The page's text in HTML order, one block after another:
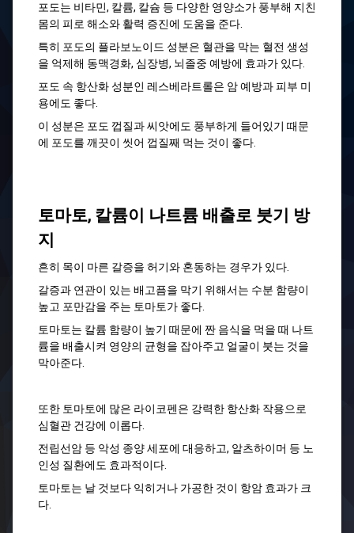
포도는 비타민, 칼륨, 칼슘 등 다양한 영양소가 풍부해 지친
몸의 피로 해소와 활력 증진에 도움을 준다.
특히 포도의 플라보노이드 성분은 혈관을 막는 혈전 생성
을 억제해 동맥경화, 심장병, 뇌졸중 예방에 효과가 있다.
포도 속 항산화 성분인 레스베라트롤은 암 예방과 피부 미
용에도 좋다.
이 성분은 포도 껍질과 씨앗에도 풍부하게 들어있기 때문
에 포도를 깨끗이 씻어 껍질째 먹는 것이 좋다.
토마토, 칼륨이 나트륨 배출로 붓기 방
지
흔히 목이 마른 갈증을 허기와 혼동하는 경우가 있다.
갈증과 연관이 있는 배고픔을 막기 위해서는 수분 함량이
높고 포만감을 주는 토마토가 좋다.
토마토는 칼륨 함량이 높기 때문에 짠 음식을 먹을 때 나트
륨을 배출시켜 영양의 균형을 잡아주고 얼굴이 붓는 것을
막아준다.
또한 토마토에 많은 라이코펜은 강력한 항산화 작용으로
심혈관 건강에 이롭다.
전립선암 등 악성 종양 세포에 대응하고, 알츠하이머 등 노
인성 질환에도 효과적이다.
토마토는 날 것보다 익히거나 가공한 것이 항암 효과가 크
다.